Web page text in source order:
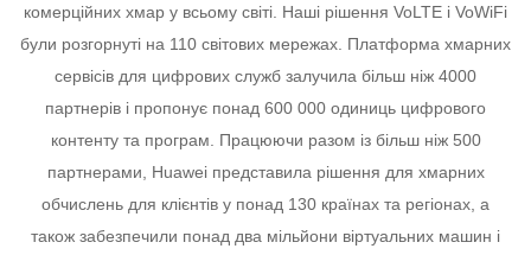
комерційних хмар у всьому світі. Наші рішення VoLTE і VoWiFi
були розгорнуті на 110 світових мережах. Платформа хмарних
сервісів для цифрових служб залучила більш ніж 4000
партнерів і пропонує понад 600 000 одиниць цифрового
контенту та програм. Працюючи разом із більш ніж 500
партнерами, Huawei представила рішення для хмарних
обчислень для клієнтів у понад 130 країнах та регіонах, а
також забезпечили понад два мільйони віртуальних машин і